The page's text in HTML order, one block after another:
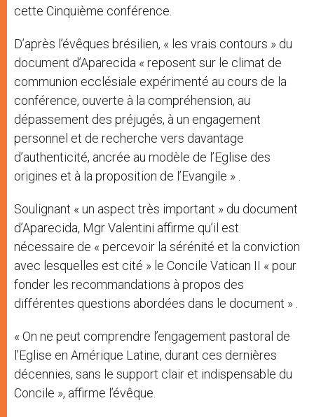
cette Cinquième conférence.
D’après l’évêques brésilien, « les vrais contours » du
document d’Aparecida « reposent sur le climat de
communion ecclésiale expérimenté au cours de la
conférence, ouverte à la compréhension, au
dépassement des préjugés, à un engagement
personnel et de recherche vers davantage
d’authenticité, ancrée au modèle de l’Eglise des
origines et à la proposition de l’Evangile » .
Soulignant « un aspect très important » du document
d’Aparecida, Mgr Valentini affirme qu’il est
nécessaire de « percevoir la sérénité et la conviction
avec lesquelles est cité » le Concile Vatican II « pour
fonder les recommandations à propos des
différentes questions abordées dans le document » .
« On ne peut comprendre l’engagement pastoral de
l’Eglise en Amérique Latine, durant ces dernières
décennies, sans le support clair et indispensable du
Concile », affirme l’évêque.